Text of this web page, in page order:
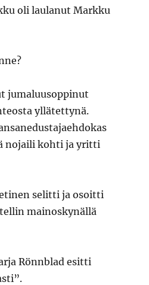
oli laulanut Markku
jumaluusoppinut
yllätettynä.
nojaili kohti ja yritti
selitti ja osoitti
mainoskynällä
Rönnblad esitti